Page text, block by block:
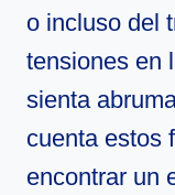
o incluso del
tensiones en
sienta
cuenta estos
encontrar un